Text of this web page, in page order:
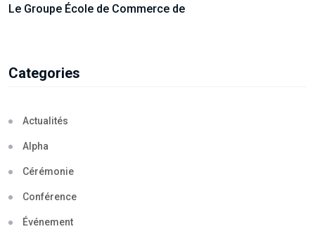
Le Groupe École de Commerce de
Categories
Actualités
Alpha
Cérémonie
Conférence
Événement